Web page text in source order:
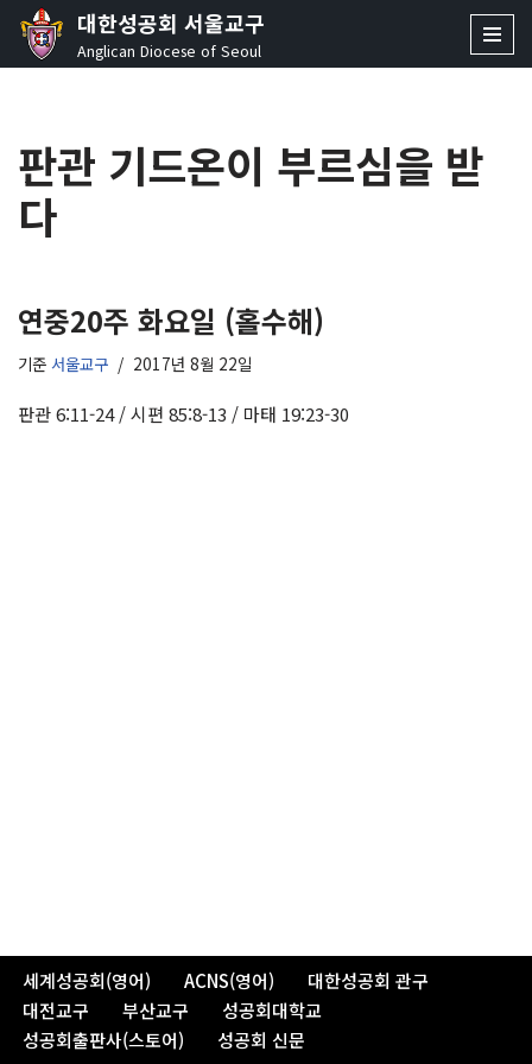
콘
로
건
너
뛰
대한성공회 서울교구
Anglican Diocese of Seoul
판관 기드온이 부르심을 받
다
연중20주 화요일 (홀수해)
기준 서울교구 2017년 8월 22일
판관 6:11-24 / 시편 85:8-13 / 마태 19:23-30
세계성공회(영어) ACNS(영어)
대한성공회 관구
대전교구
부산교구
성공회대학교
성공회출판사(스토어)
성공회 신문